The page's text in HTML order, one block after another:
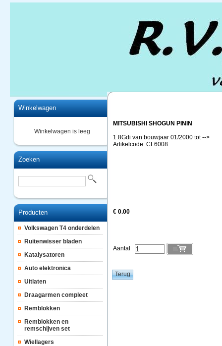
Winkelwagen
Winkelwagen is leeg
Zoeken
Producten
Volkswagen T4 onderdelen
Ruitenwisser bladen
Katalysatoren
Auto elektronica
Uitlaten
Draagarmen compleet
Remblokken
Remblokken en
remschijven set
Wiellagers
MITSUBISHI SHOGUN PININ
1.8Gdi van bouwjaar 01/2000 tot -->
Artikelcode: CL6008
€ 0.00
Aantal